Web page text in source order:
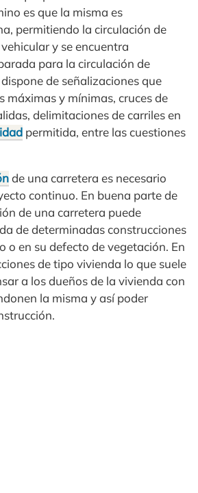
es que la misma es
permitiendo la circulación de
y se encuentra
para la circulación de
de señalizaciones que
máximas y mínimas, cruces de
delimitaciones de carriles en
permitida, entre las cuestiones
de una carretera es necesario
continuo. En buena parte de
de una carretera puede
de determinadas construcciones
o en su defecto de vegetación. En
de tipo vivienda lo que suele
a los dueños de la vivienda con
la misma y así poder